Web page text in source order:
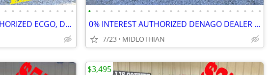
• • • • • • • • • •
EZGO EFI TXT EX1 GAS AUTHORIZED ECGO, DEALER CUSTOM GOLF CARTS
• • • • • • • • • • • • • • • • • • • • • • • •
0% INTEREST AUTHORIZED DENAGO DEALER CUSTOM GOLF CARTS GOLF CART
7/23 MIDLOTHIAN
$3,495